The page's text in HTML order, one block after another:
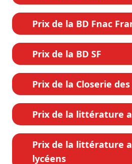
Prix de la BD Fnac
Prix de la BD SF
Prix de la Closerie
Prix de la littérature
Prix de la littérature
lycéens